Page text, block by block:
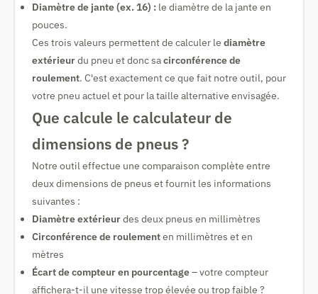
Diamètre de jante (ex. 16) : le diamètre de la jante en
pouces.
Ces trois valeurs permettent de calculer le diamètre
extérieurdu pneu et donc sacirconférence de
roulement. C'est exactement ce que fait notre outil, pour
votre pneu actuel et pour la taille alternative envisagée.
Que calcule le calculateur de
dimensions de pneus ?
Notre outil effectue une comparaison complète entre
deux dimensions de pneus et fournit les informations
suivantes :
Diamètre extérieurdes deux pneus en millimètres
Circonférence de roulementen millimètres et en
mètres
Écart de compteur en pourcentage– votre compteur
affichera-t-il une vitesse trop élevée ou trop faible ?